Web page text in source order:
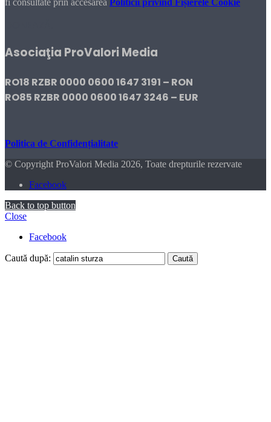
Asociaţia ProValori Media
RO18 RZBR 0000 0600 1647 3191 – RON
RO85 RZBR 0000 0600 1647 3246 – EUR
Politica de Confidențialitate
© Copyright ProValori Media 2026, Toate drepturile rezervate
Facebook
Back to top button
Close
Facebook
Caută după: